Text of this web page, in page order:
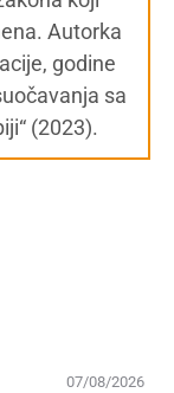
Autorka
godine
sa
(2023).
07/08/2026